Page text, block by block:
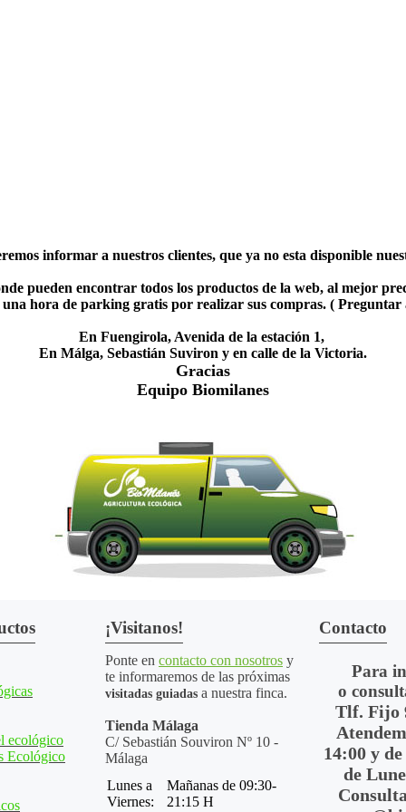
informar a nuestros clientes, que ya no esta disponible
pueden encontrar todos los productos de la web, al mejor
hora de parking gratis por realizar sus compras. ( Preguntar
En Fuengirola, Avenida de la estación 1,
En Málga, Sebastián Suviron y en calle de la Victoria.
Gracias
Equipo Biomilanes
ecológico
Ecológico
¡Visitanos!
Ponte en contacto con nosotros y
te informaremos de las próximas
visitadas guiadas a nuestra finca.
Tienda Málaga
C/ Sebastián Souviron Nº 10 -
Málaga
Lunes a
Viernes:
Mañanas de 09:30-
21:15 H
Contacto
Para
o
Tlf. Fijo
14:00 y
de